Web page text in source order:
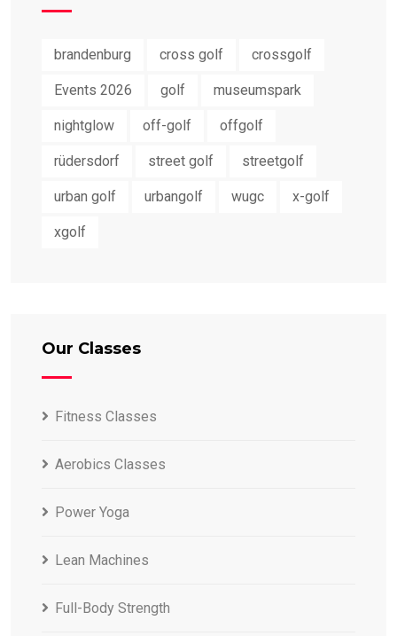
brandenburg cross golf crossgolf
Events 2026 golf museumspark
nightglow off-golf offgolf
rüdersdorf street golf streetgolf
urban golf urbangolf wugc x-golf
xgolf
Our Classes
Fitness Classes
Aerobics Classes
Power Yoga
Lean Machines
Full-Body Strength